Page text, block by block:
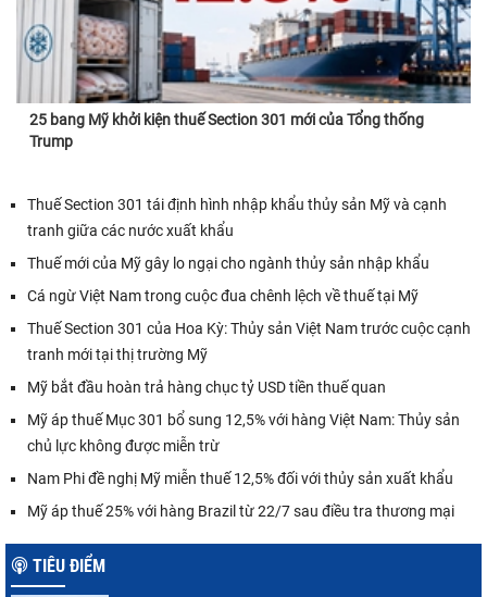
25 bang Mỹ khởi kiện thuế Section 301 mới của Tổng thống
Trump
Thuế Section 301 tái định hình nhập khẩu thủy sản Mỹ và cạnh
tranh giữa các nước xuất khẩu
Thuế mới của Mỹ gây lo ngại cho ngành thủy sản nhập khẩu
Cá ngừ Việt Nam trong cuộc đua chênh lệch về thuế tại Mỹ
Thuế Section 301 của Hoa Kỳ: Thủy sản Việt Nam trước cuộc cạnh
tranh mới tại thị trường Mỹ
Mỹ bắt đầu hoàn trả hàng chục tỷ USD tiền thuế quan
Mỹ áp thuế Mục 301 bổ sung 12,5% với hàng Việt Nam: Thủy sản
chủ lực không được miễn trừ
Nam Phi đề nghị Mỹ miễn thuế 12,5% đối với thủy sản xuất khẩu
Mỹ áp thuế 25% với hàng Brazil từ 22/7 sau điều tra thương mại
TIÊU ĐIỂM